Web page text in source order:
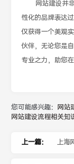
网站建设并
性化的品牌表达
仅获得一个美观
伙伴，无论您是
专业之力，助您
您可能感兴趣： 网站
网站建设流程相关知
上一篇： 上海